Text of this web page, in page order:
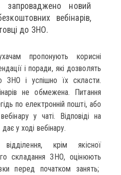
запроваджено новий
вебінарів,
до ЗНО.
пропонують корисні
і поради, які дозволять
ЗНО і успішно їх скласти.
не обмежена. Питання
по електронній пошті, або
у чаті. Відповіді на
у ході вебінару.
відділення, крім якісної
складання ЗНО, оцінюють
перед початком занять;